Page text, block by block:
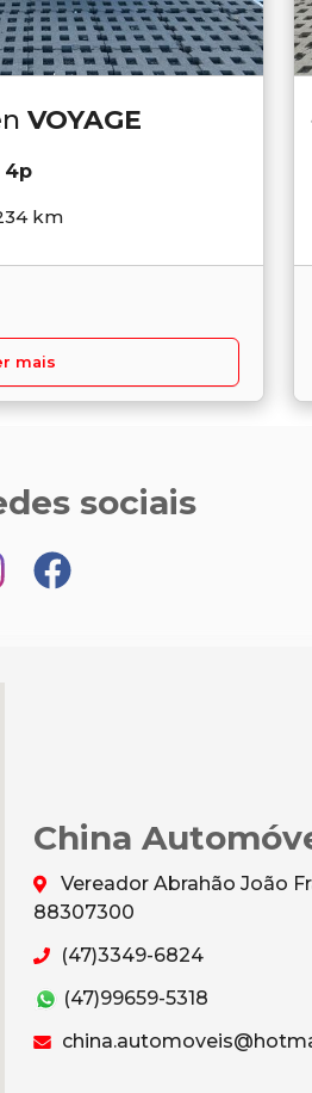
VOYAGE
4p
km
mais
sociais
China
Vereador Abrahão João
88307300
(47)3349-6824
(47)99659-5318